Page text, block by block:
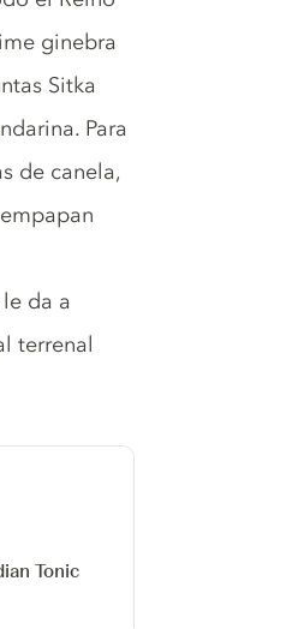
ginebra
Sitka
Para
de canela,
da a
terrenal
Tonic